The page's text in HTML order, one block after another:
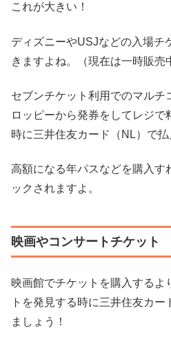
これが大きい！
ディズニーやUSJなどの入場チ
きますよね。（現在は一時販売
セブンチケット利用でのマルチ
ロッピーから発券をしてレジ
時に三井住友カード（NL）で払
高額になる年パスなどを購入す
ックされますよ。
映画やコンサートチケット
映画館でチケットを購入するよ
トを発見する時に三井住友カ
ましょう！